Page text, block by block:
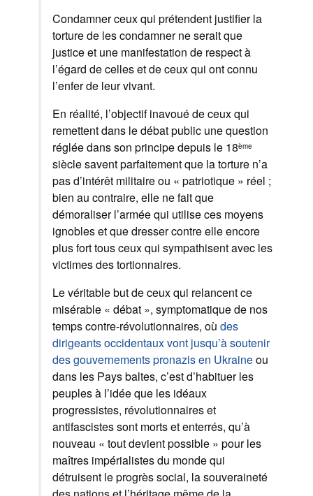
Condamner ceux qui prétendent justifier la
torture de les condamner ne serait que
justice et une manifestation de respect à
l’égard de celles et de ceux qui ont connu
l’enfer de leur vivant.
En réalité, l’objectif inavoué de ceux qui
remettent dans le débat public une question
réglée dans son principe depuis le 18ème
siècle savent parfaitement que la torture n’a
pas d’intérêt militaire ou « patriotique » réel ;
bien au contraire, elle ne fait que
démoraliser l’armée qui utilise ces moyens
ignobles et que dresser contre elle encore
plus fort tous ceux qui sympathisent avec les
victimes des tortionnaires.
Le véritable but de ceux qui relancent ce
misérable « débat », symptomatique de nos
temps contre-révolutionnaires, où des
dirigeants occidentaux vont jusqu’à soutenir
des gouvernements pronazis en Ukraineou
dans les Pays baltes, c’est d’habituer les
peuples à l’idée que les idéaux
progressistes, révolutionnaires et
antifascistes sont morts et enterrés, qu’à
nouveau « tout devient possible » pour les
maîtres impérialistes du monde qui
détruisent le progrès social, la souveraineté